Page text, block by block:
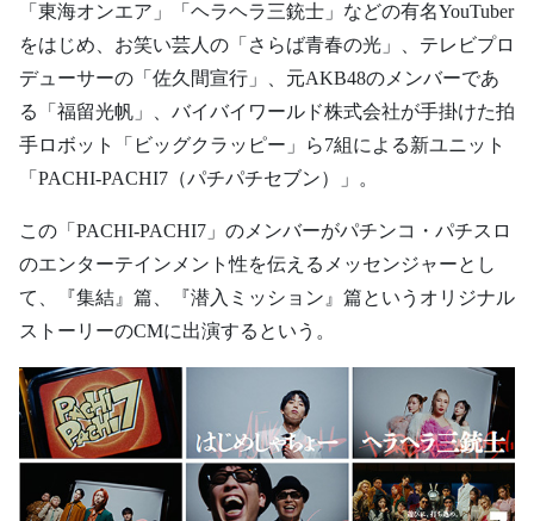
「東海オンエア」「ヘラヘラ三銃士」などの有名YouTuber
をはじめ、お笑い芸人の「さらば青春の光」、テレビプロ
デューサーの「佐久間宣行」、元AKB48のメンバーであ
る「福留光帆」、バイバイワールド株式会社が手掛けた拍
手ロボット「ビッグクラッピー」ら7組による新ユニット
「PACHI-PACHI7（パチパチセブン）」。
この「PACHI-PACHI7」のメンバーがパチンコ・パチスロ
のエンターテインメント性を伝えるメッセンジャーとし
て、『集結』篇、『潜入ミッション』篇というオリジナル
ストーリーのCMに出演するという。